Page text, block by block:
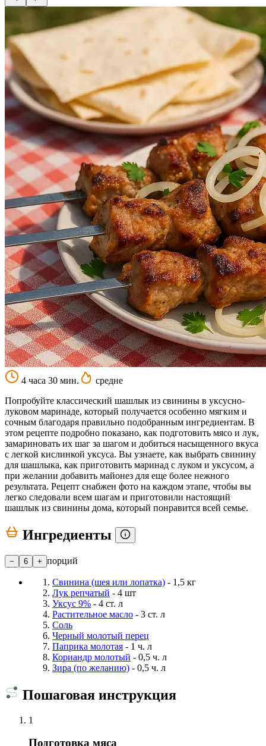
4 часа 30 мин.
средне
Попробуйте классический шашлык из свинины в уксусно-
луковом маринаде, который получается особенно мягким и
сочным благодаря правильно подобранным ингредиентам. В
этом рецепте подробно показано, как подготовить мясо и лук,
замариновать их шаг за шагом и добиться насыщенного вкуса
с легкой кислинкой уксуса. Вы узнаете, как выбрать свинину
для шашлыка, как приготовить маринад с луком и уксусом, а
при желании добавить майонез для еще более нежного
результата. Рецепт снабжен фото на каждом этапе, чтобы вы
легко следовали всем шагам и приготовили настоящий
шашлык из свинины дома, который понравится всей семье.
Ингредиенты
− 6 + порций
Свинина (шея или лопатка) - 1,5 кг
Лук репчатый - 4 шт
Уксус 9% - 4 ст. л
Растительное масло - 3 ст. л
Соль
Черный молотый перец
Паприка молотая - 1 ч. л
Кориандр молотый - 0,5 ч. л
Зира (по желанию) - 0,5 ч. л
Пошаговая инструкция
1
Подготовка мяса